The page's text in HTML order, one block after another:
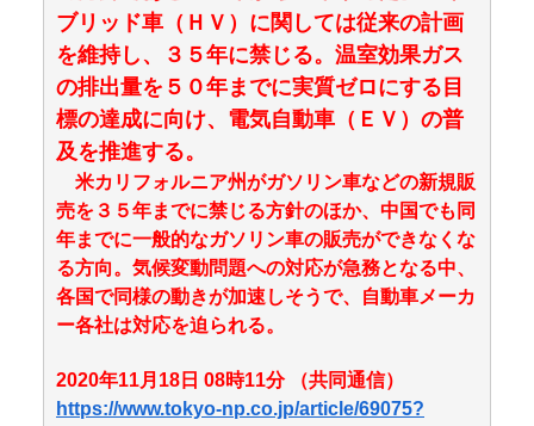
ブリッド車（ＨＶ）に関しては従来の計画
を維持し、３５年に禁じる。温室効果ガス
の排出量を５０年までに実質ゼロにする目
標の達成に向け、電気自動車（ＥＶ）の普
及を推進する。
米カリフォルニア州がガソリン車などの新規販
売を３５年までに禁じる方針のほか、中国でも同
年までに一般的なガソリン車の販売ができなくな
る方向。気候変動問題への対応が急務となる中、
各国で同様の動きが加速しそうで、自動車メーカ
ー各社は対応を迫られる。
2020年11月18日 08時11分 （共同通信）
https://www.tokyo-np.co.jp/article/69075?